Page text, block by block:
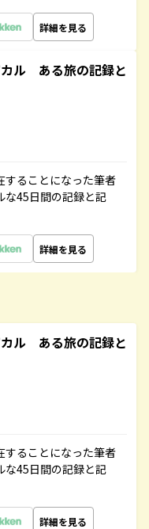
詳細を見る
ル ある旅の記録と
することになった筆者
な45日間の記録と記
詳細を見る
ル ある旅の記録と
することになった筆者
な45日間の記録と記
詳細を見る